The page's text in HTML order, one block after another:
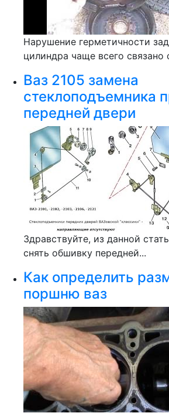
Нарушение герметичности
цилиндра чаще всего связано
Ваз 2105 замена
стеклоподъемника
передней двери
Здравствуйте, из данной
снять обшивку передней...
Как определить
поршню ваз